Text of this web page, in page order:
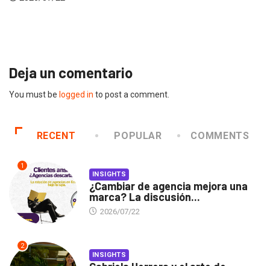
Deja un comentario
You must be logged in to post a comment.
RECENT POPULAR COMMENTS
1
INSIGHTS
¿Cambiar de agencia mejora una
marca? La discusión...
2026/07/22
2
INSIGHTS